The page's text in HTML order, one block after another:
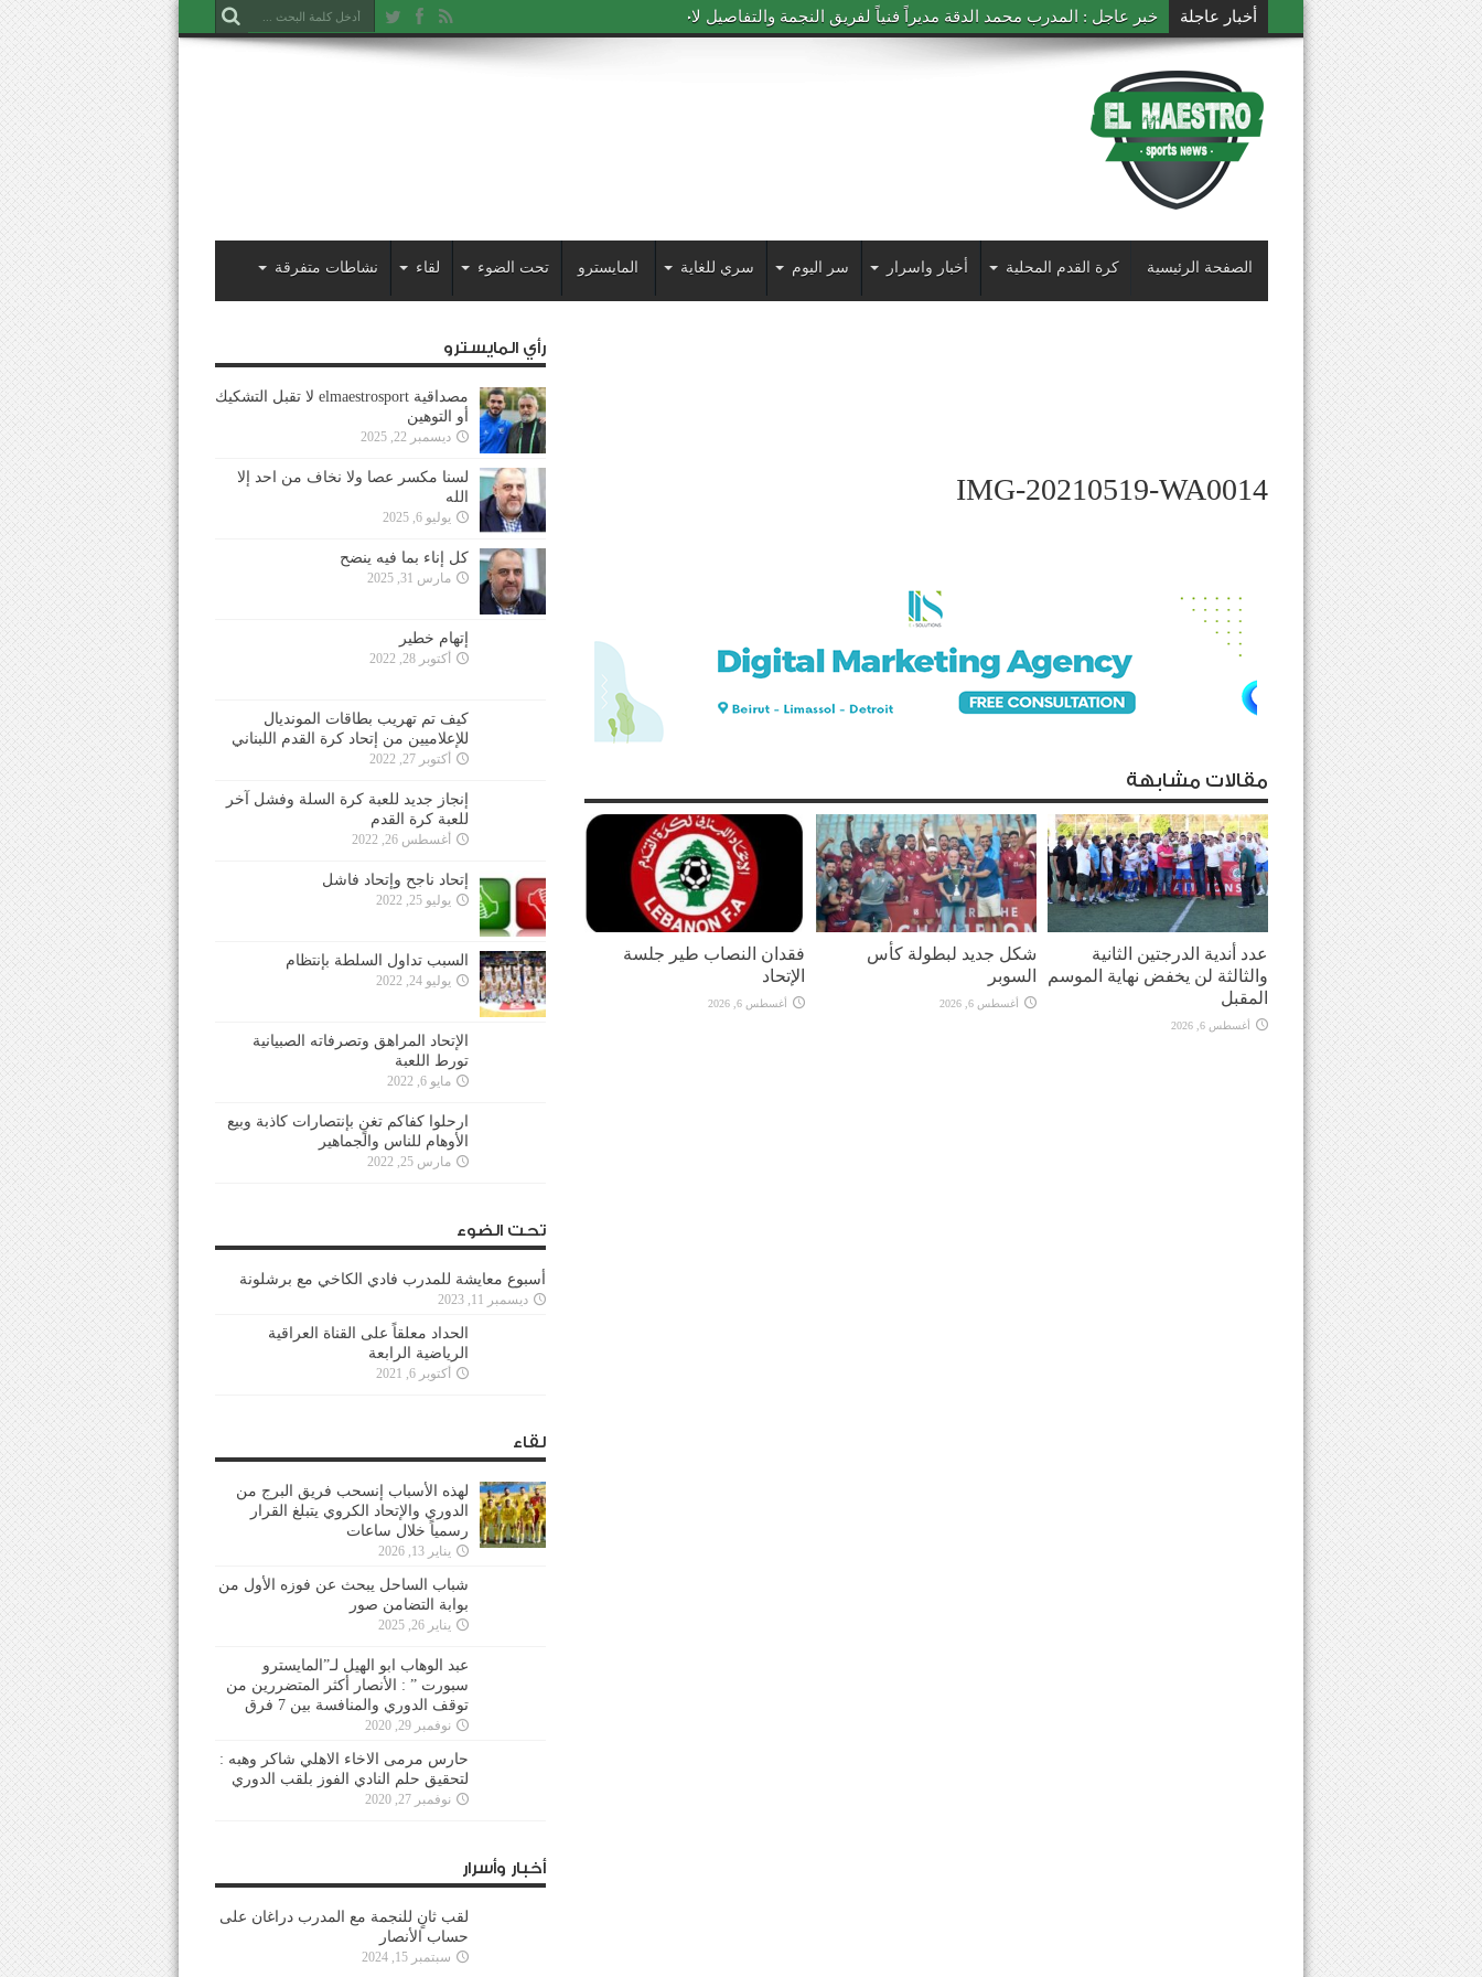
أخبار عاجلة خبر عاجل : المدرب محمد الدقة مديراً فنياً لفريق النجمة والتفاصيل لاحقاً
الصفحة الرئيسية كرة القدم المحلية أخبار واسرار سر اليوم سري للغاية المايسترو تحت الضوء لقاء نشاطات متفرقة
IMG-20210519-WA0014
مقالات مشابهة
عدد أندية الدرجتين الثانية
والثالثة لن يخفض نهاية الموسم
المقبل
أغسطس 6, 2026
شكل جديد لبطولة كأس
السوبر
أغسطس 6, 2026
فقدان النصاب طير جلسة
الإتحاد
أغسطس 6, 2026
رأي المايسترو
مصداقية elmaestrosport لا تقبل التشكيك
أو التوهين
ديسمبر 22, 2025
لسنا مكسر عصا ولا نخاف من احد إلا
الله
يوليو 6, 2025
كل إناء بما فيه ينضح
مارس 31, 2025
إتهام خطير
أكتوبر 28, 2022
كيف تم تهريب بطاقات المونديال
للإعلاميين من إتحاد كرة القدم اللبناني
أكتوبر 27, 2022
إنجاز جديد للعبة كرة السلة وفشل آخر
للعبة كرة القدم
أغسطس 26, 2022
إتحاد ناجح وإتحاد فاشل
يوليو 25, 2022
السبب تداول السلطة بإنتظام
يوليو 24, 2022
الإتحاد المراهق وتصرفاته الصبيانية
تورط اللعبة
مايو 6, 2022
ارحلوا كفاكم تغنٍ بإنتصارات كاذبة وبيع
الأوهام للناس والجماهير
مارس 25, 2022
تحت الضوء
أسبوع معايشة للمدرب فادي الكاخي مع برشلونة
ديسمبر 11, 2023
الحداد معلقاً على القناة العراقية
الرياضية الرابعة
أكتوبر 6, 2021
لقاء
لهذه الأسباب إنسحب فريق البرج من
الدوري والإتحاد الكروي يتبلغ القرار
رسمياً خلال ساعات
يناير 13, 2026
شباب الساحل يبحث عن فوزه الأول من
بوابة التضامن صور
يناير 26, 2025
عبد الوهاب ابو الهيل لـ”المايسترو
سبورت ” : الأنصار أكثر المتضررين من
توقف الدوري والمنافسة بين 7 فرق
نوفمبر 29, 2020
حارس مرمى الاخاء الاهلي شاكر وهبه :
لتحقيق حلم النادي الفوز بلقب الدوري
نوفمبر 27, 2020
أخبار وأسرار
لقب ثانٍ للنجمة مع المدرب دراغان على
حساب الأنصار
سبتمبر 15, 2024